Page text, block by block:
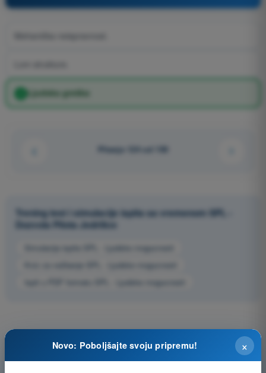
Ljudska greška
Pitanje 124 od 150
Trening test i simulacije ispita sa vremenom SPL -
Dozvola Pilota Jedrilice
Simulacija ispita SPL - Ljudske mogucnosti
Kviz za vežbanje SPL - Ljudske mogucnosti
Ispit u PDF formatu SPL - Ljudske mogucnosti
×
Novo: Poboljšajte svoju pripremu!